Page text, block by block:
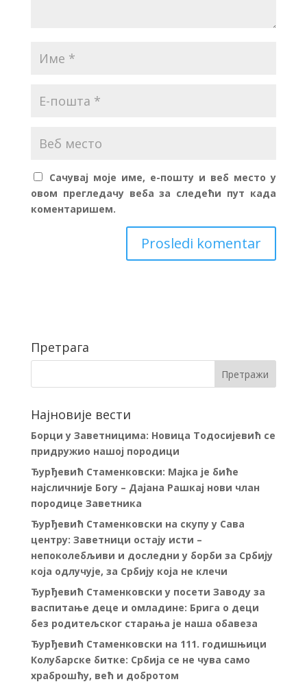
Сачувај моје име, е-пошту и веб место у
овом прегледачу веба за следећи пут када
коментаришем.
Претрага
Најновије вести
Борци у Заветницима: Новица Тодосијевић се
придружио нашој породици
Ђурђевић Стаменковски: Мајка је биће
најсличније Богу – Дајана Рашкај нови члан
породице Заветника
Ђурђевић Стаменковски на скупу у Сава
центру: Заветници остају исти –
непоколебљиви и доследни у борби за Србију
која одлучује, за Србију која не клечи
Ђурђевић Стаменковски у посети Заводу за
васпитање деце и омладине: Брига о деци
без родитељског старања је наша обавеза
Ђурђевић Стаменковски на 111. годишњици
Колубарске битке: Србија се не чува само
храброшћу, већ и добротом